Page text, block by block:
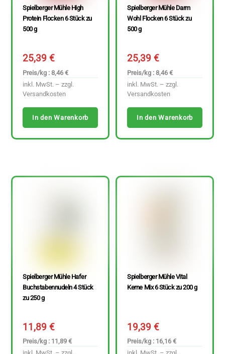
Spielberger Mühle High
Protein Flocken 6 Stück zu
500 g
25,39€
Preis/kg : 8,46 €
inkl. MwSt. – zzgl.
Versandkosten
In den Warenkorb
Spielberger Mühle Darm
Wohl Flocken 6 Stück zu
500 g
25,39€
Preis/kg : 8,46 €
inkl. MwSt. – zzgl.
Versandkosten
In den Warenkorb
Spielberger Mühle Hafer
Buchstabennudeln 4 Stück
zu 250 g
11,89€
Preis/kg : 11,89 €
Spielberger Mühle Vital
Kerne Mix 6 Stück zu 200 g
19,39€
Preis/kg : 16,16 €